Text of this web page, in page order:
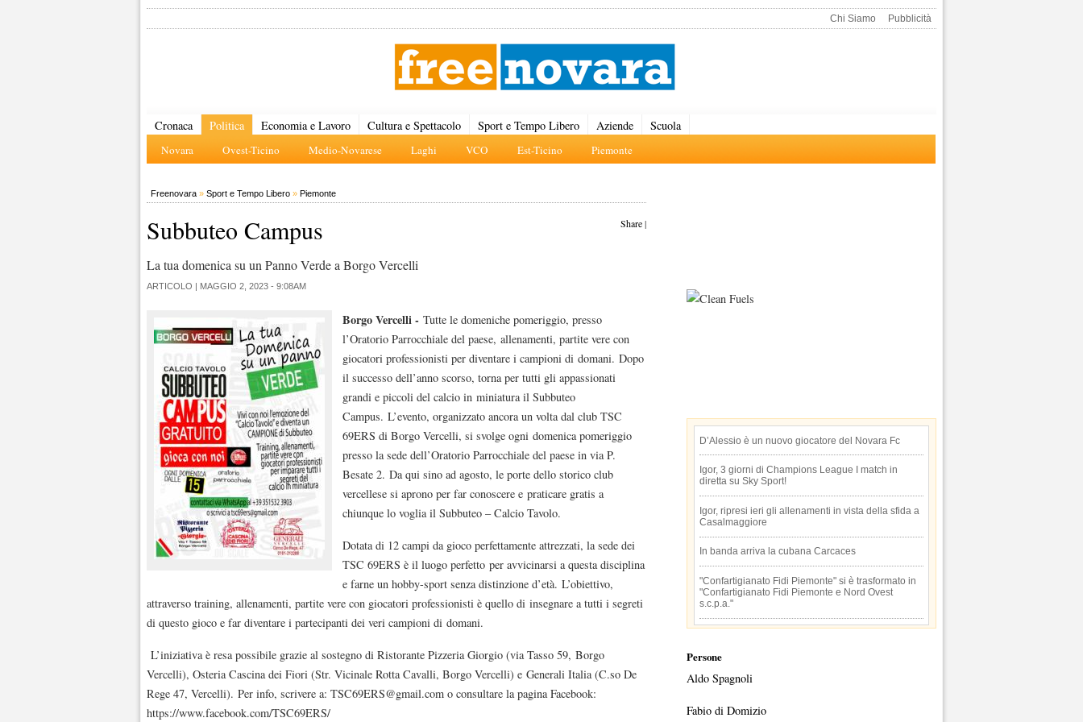
Chi Siamo Pubblicità
Cronaca Politica
Novara Ovest-Ticino Medio-Novarese Laghi VCO Est-Ticino Piemonte
Economia e Lavoro Cultura e Spettacolo Sport e Tempo Libero Aziende Scuola
Freenovara » Sport e Tempo Libero » Piemonte
Share|
Subbuteo Campus
La tua domenica su un Panno Verde a Borgo Vercelli
ARTICOLO | MAGGIO 2, 2023 - 9:08AM
Borgo Vercelli - Tutte le domeniche pomeriggio, presso
l’Oratorio Parrocchiale del paese, allenamenti, partite vere con
giocatori professionisti per diventare i campioni di domani. Dopo
il successo dell’anno scorso, torna per tutti gli appassionati
grandi e piccoli del calcio in miniatura il Subbuteo
Campus. L’evento, organizzato ancora un volta dal club TSC
69ERS di Borgo Vercelli, si svolge ogni domenica pomeriggio
presso la sede dell’Oratorio Parrocchiale del paese in via P.
Besate 2. Da qui sino ad agosto, le porte dello storico club
vercellese si aprono per far conoscere e praticare gratis a
chiunque lo voglia il Subbuteo – Calcio Tavolo.
Dotata di 12 campi da gioco perfettamente attrezzati, la sede dei
TSC 69ERS è il luogo perfetto per avvicinarsi a questa disciplina
e farne un hobby-sport senza distinzione d’età. L’obiettivo,
attraverso training, allenamenti, partite vere con giocatori professionisti è quello di insegnare a tutti i segreti
di questo gioco e far diventare i partecipanti dei veri campioni di domani.
L’iniziativa è resa possibile grazie al sostegno di Ristorante Pizzeria Giorgio (via Tasso 59, Borgo
Vercelli), Osteria Cascina dei Fiori (Str. Vicinale Rotta Cavalli, Borgo Vercelli) e Generali Italia (C.so De
Rege 47, Vercelli). Per info, scrivere a: TSC69ERS@gmail.com o consultare la pagina Facebook:
https://www.facebook.com/TSC69ERS/
D’Alessio è un nuovo giocatore del Novara Fc
Igor, 3 giorni di Champions League I match in
diretta su Sky Sport!
Igor, ripresi ieri gli allenamenti in vista della sfida a
Casalmaggiore
In banda arriva la cubana Carcaces
"Confartigianato Fidi Piemonte" si è trasformato in
"Confartigianato Fidi Piemonte e Nord Ovest
s.c.p.a."
Persone
Aldo Spagnoli
Fabio di Domizio